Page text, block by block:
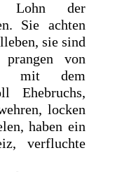
Lohn der
Sie achten
sie sind
prangen von
mit dem
Ehebruchs,
locken
haben ein
verfluchte